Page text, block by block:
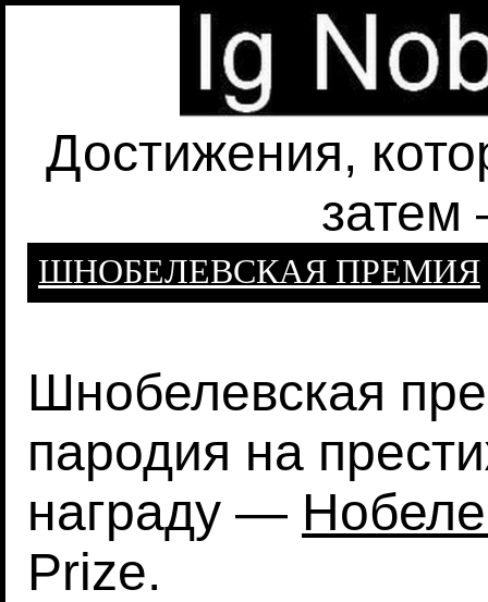
Достижения,
затем
ШНОБЕЛЕВСКАЯ ПРЕМИЯ
Шнобелевская
пародия на
награду —
Prize.